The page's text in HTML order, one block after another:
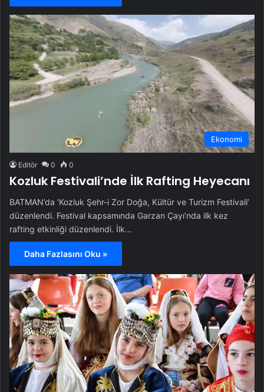
Ekonomi
Editör 0 0
Kozluk Festivali’nde İlk Rafting Heyecanı
BATMAN’da ‘Kozluk Şehr-i Zor Doğa, Kültür ve Turizm Festivali’
düzenlendi. Festival kapsamında Garzan Çayı’nda ilk kez
rafting etkinliği düzenlendi. İlk…
Daha Fazlasını Oku »